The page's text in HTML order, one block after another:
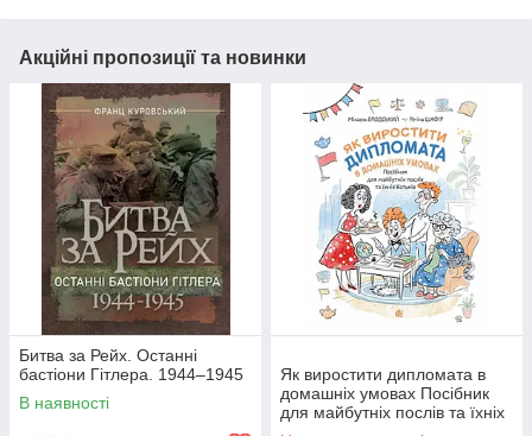
Акційні пропозиції та новинки
Битва за Рейх. Останні
бастіони Гітлера. 1944–1945
В наявності
Як виростити дипломата в
домашніх умовах Посібник
для майбутніх послів та їхніх
батьків